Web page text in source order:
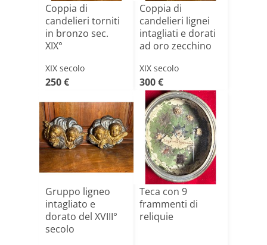
Coppia di
candelieri torniti
in bronzo sec.
XIX°
XIX secolo
250 €
Coppia di
candelieri lignei
intagliati e dorati
ad oro zecchino
XIX secolo
300 €
Gruppo ligneo
intagliato e
dorato del XVIII°
secolo
Teca con 9
frammenti di
reliquie